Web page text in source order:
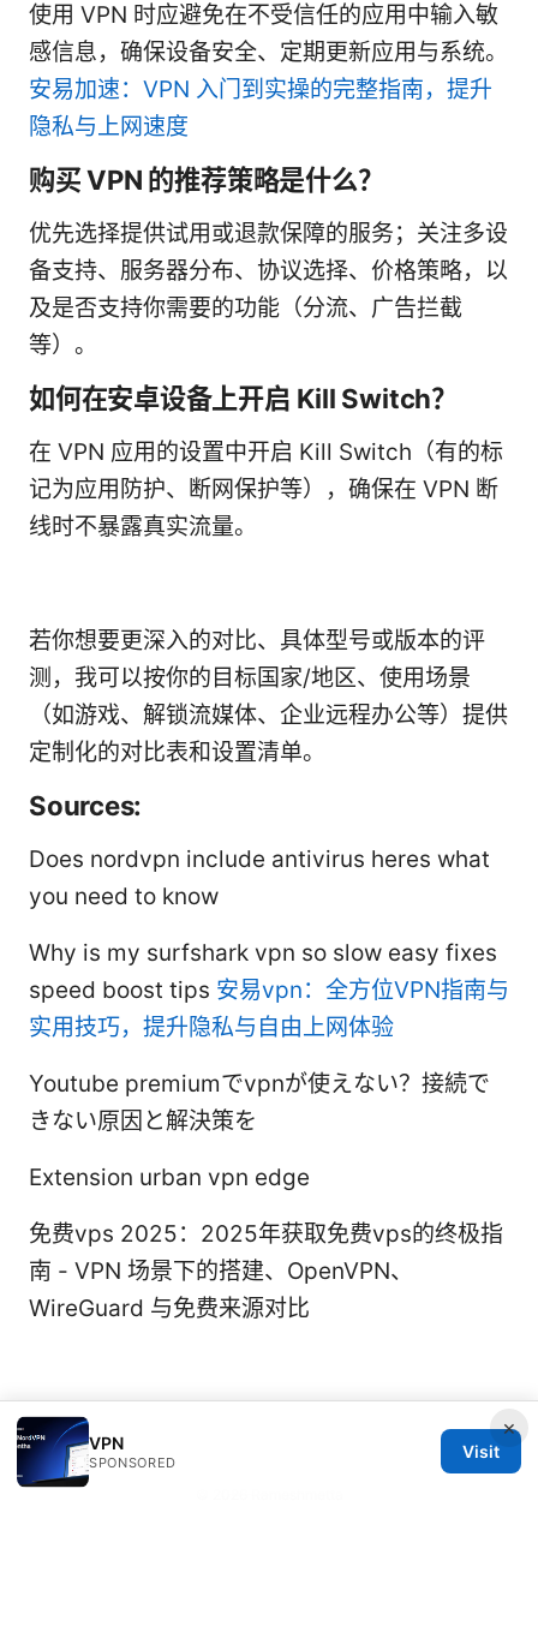
使用 VPN 时应避免在不受信任的应用中输入敏
感信息，确保设备安全、定期更新应用与系统。
安易加速：VPN 入门到实操的完整指南，提升
隐私与上网速度
购买 VPN 的推荐策略是什么？
优先选择提供试用或退款保障的服务；关注多设
备支持、服务器分布、协议选择、价格策略，以
及是否支持你需要的功能（分流、广告拦截
等）。
如何在安卓设备上开启 Kill Switch？
在 VPN 应用的设置中开启 Kill Switch（有的标
记为应用防护、断网保护等），确保在 VPN 断
线时不暴露真实流量。
若你想要更深入的对比、具体型号或版本的评
测，我可以按你的目标国家/地区、使用场景
（如游戏、解锁流媒体、企业远程办公等）提供
定制化的对比表和设置清单。
Sources:
Does nordvpn include antivirus heres what
you need to know
Why is my surfshark vpn so slow easy fixes
speed boost tips 安易vpn：全方位VPN指南与
实用技巧，提升隐私与自由上网体验
Youtube premiumでvpnが使えない？接続で
きない原因と解決策を
Extension urban vpn edge
免费vps 2025：2025年获取免费vps的终极指
南 - VPN 场景下的搭建、OpenVPN、
WireGuard 与免费来源对比
×
VPN
SPONSORED
Visit